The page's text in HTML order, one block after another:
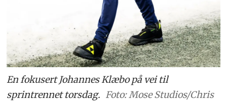
En fokusert Johannes Klæbo på vei til
sprintrennet torsdag. Foto: Mose Studios/Chris